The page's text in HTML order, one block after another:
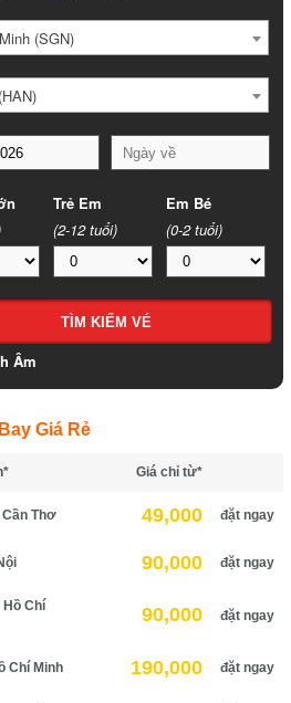
(SGN)
Trẻ Em
(2-12 tuổi)
Em Bé
(0-2 tuổi)
Âm
Giá Rẻ
Giá chỉ từ*
Thơ 49,000 đặt ngay
90,000 đặt ngay
Chí
90,000 đặt ngay
Chí Minh 190,000 đặt ngay